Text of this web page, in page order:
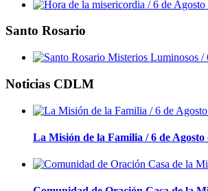
Santo Rosario
Noticias CDLM
La Misión de la Familia / 6 de Agosto